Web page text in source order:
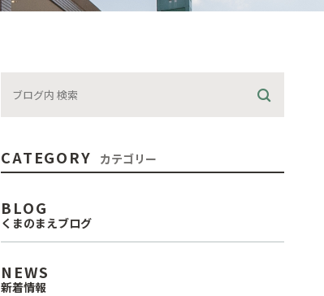
CATEGORY カテゴリー
BLOG
くまのまえブログ
NEWS
新着情報